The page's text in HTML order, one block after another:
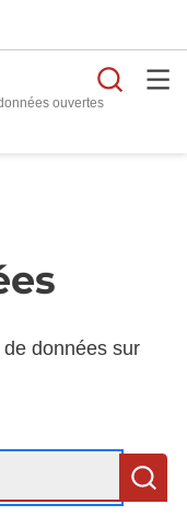
ouvertes
données sur